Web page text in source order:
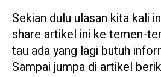
Sekian dulu ulasan kita kali
share artikel ini ke temen-
tau ada yang lagi butuh
Sampai jumpa di artikel